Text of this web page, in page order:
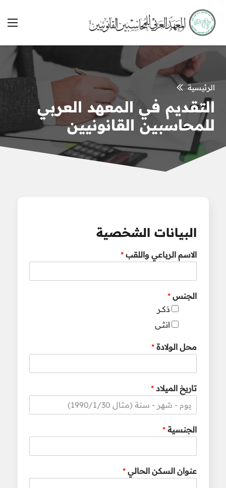
الرئيسية
التقديم في المعهد العربي
للمحاسبين القانونيين
البيانات الشخصية
الاسم الرباعي واللقب *
الجنس *
ذكــر
انثـى
محل الولادة *
تاريخ الميلاد *
الجنسية *
عنوان السكن الحالي *